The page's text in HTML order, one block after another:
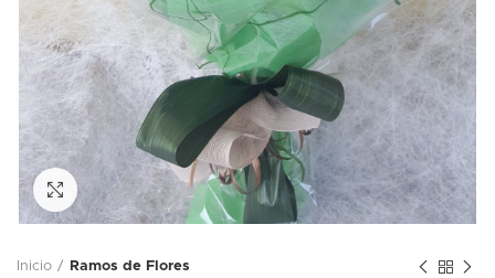
Ampliar foto
Inicio Ramos de Flores